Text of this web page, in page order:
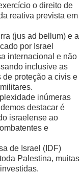
o direito de
reativa prevista em
(jus ad bellum) e a
por Israel
internacional e não
inclusive as
proteção a civis e
inúmeras
destacar é
israelense ao
e
de Israel (IDF)
Palestina, muitas